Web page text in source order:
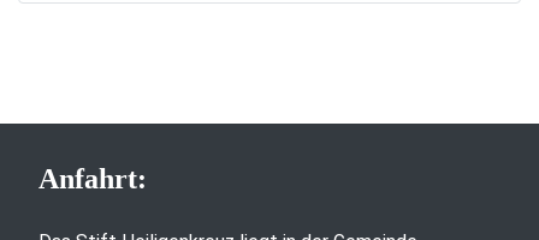
Anfahrt: